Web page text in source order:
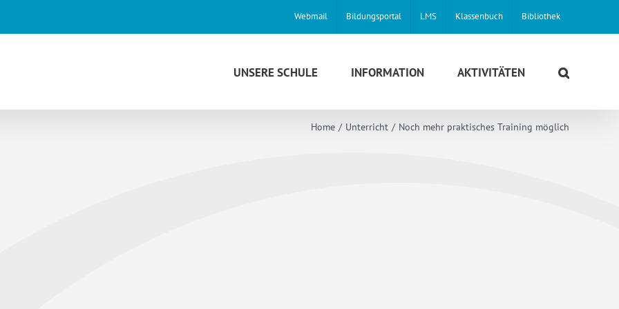
Webmail Bildungsportal LMS Klassenbuch Bibliothek
UNSERE SCHULE INFORMATION AKTIVITÄTEN
Home Unterricht Noch mehr praktisches Training möglich